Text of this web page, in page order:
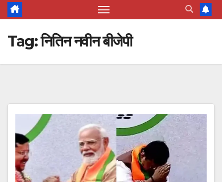
Tag:नितिन नवीन बीजेपी